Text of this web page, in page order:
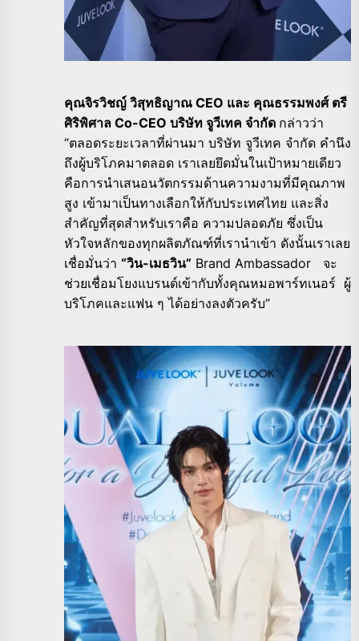
คุณจิรวิชญ์ วิสุทธิญาณ CEO และ คุณธรรมพงศ์ ตรี
ศิริพิศาล Co-CEO บริษัท จูวีเทค จำกัด กล่าวว่า
“ตลอดระยะเวลาที่ผ่านมา บริษัท จูวีเทค จำกัด คำนึง
ถึงผู้บริโภคมาตลอด เราเลยยึดมั่นในเป้าหมายเดียว
คือการนำเสนอนวัตกรรมด้านความงามที่มีคุณภาพ
สูง เข้ามาเป็นทางเลือกให้กับประเทศไทย และสิ่ง
สำคัญที่สุดสำหรับเราคือ ความปลอดภัย ซึ่งเป็น
หัวใจหลักของทุกผลิตภัณฑ์ที่เรานำเข้า ดังนั้นเราเลย
เชื่อมั่นว่า “วิน-เมธวิน” Brand Ambassador จะ
ช่วยเชื่อมโยงแบรนด์เข้ากับทั้งคุณหมอพาร์ทเนอร์ ผู้
บริโภคและแฟน ๆ ได้อย่างลงตัวครับ”